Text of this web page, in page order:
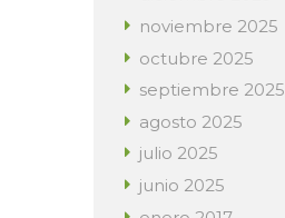
noviembre 2025
octubre 2025
septiembre 2025
agosto 2025
julio 2025
junio 2025